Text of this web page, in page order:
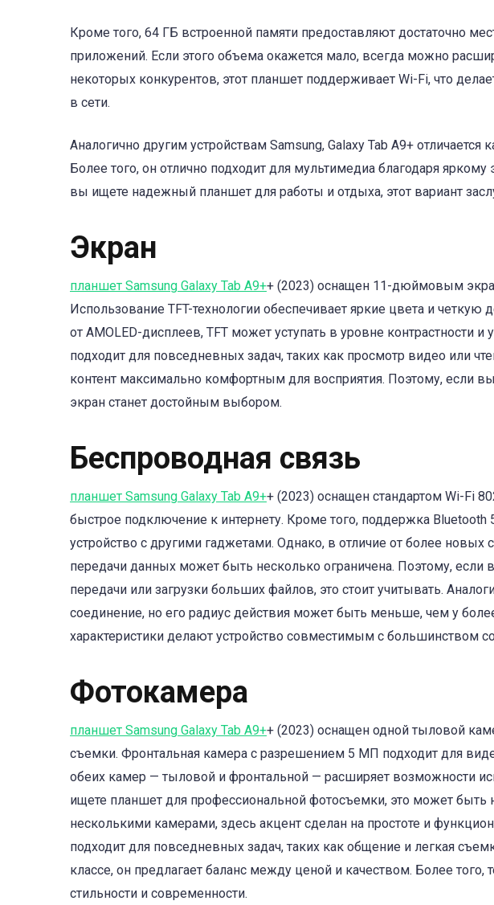
Кроме того, 64 ГБ встроенной памяти предоставляют достаточно
приложений. Если этого объема окажется мало, всегда можно
некоторых конкурентов, этот планшет поддерживает Wi-Fi, что
в сети.
Аналогично другим устройствам Samsung, Galaxy Tab A9+
Более того, он отлично подходит для мультимедиа благодаря
вы ищете надежный планшет для работы и отдыха, этот вариант
Экран
планшет Samsung Galaxy Tab A9++ (2023) оснащен 11-дюймовым
Использование TFT-технологии обеспечивает яркие цвета и
от AMOLED-дисплеев, TFT может уступать в уровне контрастности и
подходит для повседневных задач, таких как просмотр видео или
контент максимально комфортным для восприятия. Поэтому, если
экран станет достойным выбором.
Беспроводная связь
планшет Samsung Galaxy Tab A9++ (2023) оснащен стандартом Wi-Fi
быстрое подключение к интернету. Кроме того, поддержка Bluetooth
устройство с другими гаджетами. Однако, в отличие от более новых
передачи данных может быть несколько ограничена. Поэтому, если
передачи или загрузки больших файлов, это стоит учитывать.
соединение, но его радиус действия может быть меньше, чем у
характеристики делают устройство совместимым с большинством
Фотокамера
планшет Samsung Galaxy Tab A9++ (2023) оснащен одной тыловой
съемки. Фронтальная камера с разрешением 5 МП подходит для
обеих камер — тыловой и фронтальной — расширяет возможности
ищете планшет для профессиональной фотосъемки, это может быть
несколькими камерами, здесь акцент сделан на простоте и
подходит для повседневных задач, таких как общение и легкая
классе, он предлагает баланс между ценой и качеством. Более того,
стильности и современности.